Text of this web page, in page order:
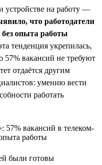
устройстве на работу —
что работодатели
опыта работы
тенденция укрепилась,
57% вакансий не требуют
отдаётся другим
умению вести
работать
были готовы